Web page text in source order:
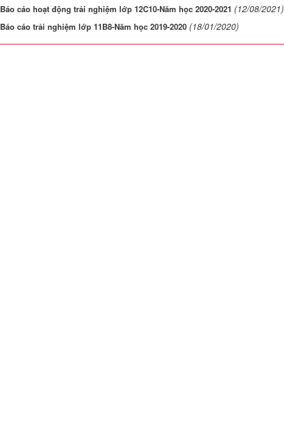
Báo cáo hoạt động trải nghiệm lớp 12C10-Năm học 2020-2021 (12/08/2021)
Báo cáo trải nghiệm lớp 11B8-Năm học 2019-2020 (18/01/2020)